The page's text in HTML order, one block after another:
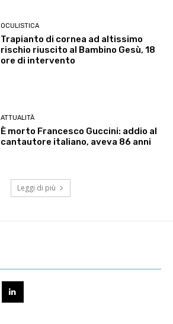
OCULISTICA
Trapianto di cornea ad altissimo
rischio riuscito al Bambino Gesù, 18
ore di intervento
ATTUALITÀ
È morto Francesco Guccini: addio al
cantautore italiano, aveva 86 anni
Leggi di più